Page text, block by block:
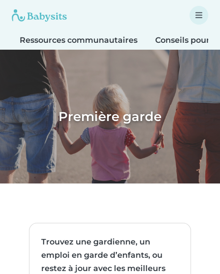
Ressources communautaires Conseils pour
Première garde
Trouvez une gardienne, un
emploi en garde d’enfants, ou
restez à jour avec les meilleurs